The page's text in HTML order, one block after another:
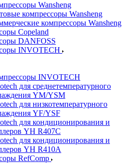
Wansheng
компрессоры Wansheng
компрессоры Wansheng
Copeland
DANFOSS
INVOTECH
INVOTECH
для среднетемпературного
YM/YSM
для низкотемпературного
YF/YSF
для кондиционирования и
YH R407C
для кондиционирования и
YH R410A
RefComp